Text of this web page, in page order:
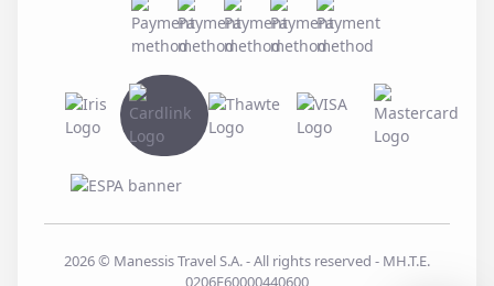
2026© Manessis Travel S.A. - All rights reserved - MH.T.E.
0206E60000440600